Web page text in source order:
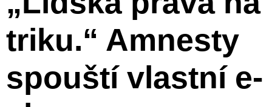
triku.“ Amnesty
spouští vlastní e-